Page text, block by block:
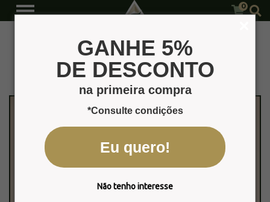
GANHE 5%
DE DESCONTO
na primeira compra
*Consulte condições
Eu quero!
Não tenho interesse
0
Página Inicial
Produtos Castanha do Pará